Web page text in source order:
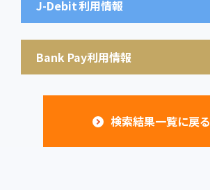
J-Debit利用情報
Bank Pay利用情報
検索結果一覧に戻る